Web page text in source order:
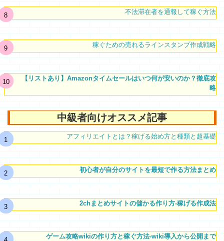
不法滞在者を通報して稼ぐ方法
稼ぐための売れるラインスタンプ作成戦略
【リストあり】Amazonタイムセールはいつ何が安いのか？徹底攻
略
中級者向けオススメ記事
アフィリエイトとは？稼げる始め方と種類と超基礎
初心者が自分のサイトを最短で作る方法まとめ
2chまとめサイトの儲かる作り方-稼げる作成法
ゲーム攻略wikiの作り方と稼ぐ方法-wiki導入から公開まで